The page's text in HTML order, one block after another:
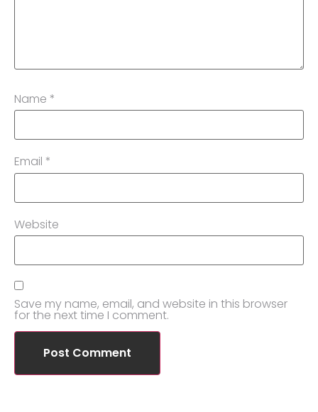
Name *
Email *
Website
Save my name, email, and website in this browser
for the next time I comment.